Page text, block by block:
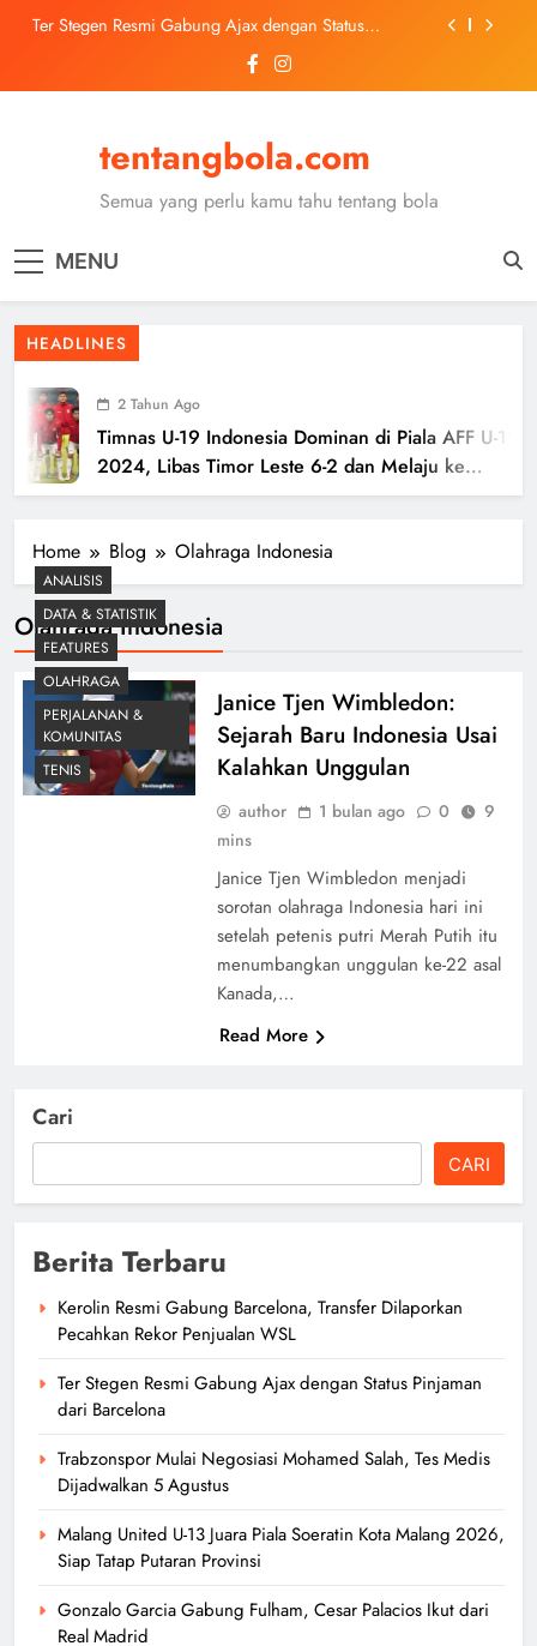
SkipTer Stegen Resmi Gabung Ajax dengan Status
Trabzonspor Mulai Negosiasi Mohamed Salah, Tes
Medis Dijadwalkan 5 Agustus
2026, Siap Tatap Putaran Provinsi
Kerolin Resmi Gabung Barcelona, Transfer
Dilaporkan Pecahkan Rekor Penjualan WSL
Pinjaman dari Barcelona
Trabzonspor Mulai Negosiasi Mohamed Salah, Tes
Medis Dijadwalkan 5 Agustus
Malang United U-13 Juara Piala Soeratin Kota Malang
2026, Siap Tatap Putaran Provinsi
tentangbola.com
Semua yang perlu kamu tahu tentang bola
MENU
HEADLINES
2 Tahun Ago
Timnas U-19 Indonesia Dominan di Piala AFF U-19
2024, Libas Timor Leste 6-2 dan Melaju ke
Semifinal
Home Blog Olahraga Indonesia
Olahraga Indonesia
ANALISIS
DATA & STATISTIK
FEATURES
OLAHRAGA
PERJALANAN &
KOMUNITAS
TENIS
Janice Tjen Wimbledon:
Sejarah Baru Indonesia Usai
Kalahkan Unggulan
author 1 bulan ago 0
9
mins
Janice Tjen Wimbledon menjadi
sorotan olahraga Indonesia hari ini
setelah petenis putri Merah Putih itu
menumbangkan unggulan ke-22 asal
Kanada,…
Read More
Cari
CARI
Berita Terbaru
Kerolin Resmi Gabung Barcelona, Transfer Dilaporkan
Pecahkan Rekor Penjualan WSL
Ter Stegen Resmi Gabung Ajax dengan Status Pinjaman
dari Barcelona
Trabzonspor Mulai Negosiasi Mohamed Salah, Tes Medis
Dijadwalkan 5 Agustus
Malang United U-13 Juara Piala Soeratin Kota Malang 2026,
Siap Tatap Putaran Provinsi
Gonzalo Garcia Gabung Fulham, Cesar Palacios Ikut dari
Real Madrid